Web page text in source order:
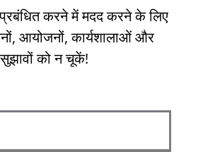
करने में मदद करने के लिए
आयोजनों, कार्यशालाओं और
सुझावों को न चूकें!